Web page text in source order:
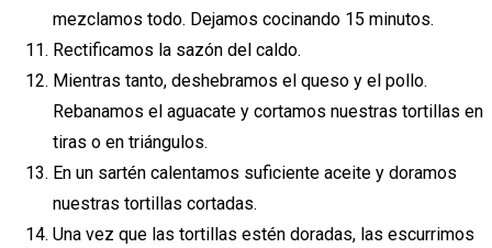
mezclamos todo. Dejamos cocinando 15 minutos.
Rectificamos la sazón del caldo.
Mientras tanto, deshebramos el queso y el pollo.
Rebanamos el aguacate y cortamos nuestras tortillas en
tiras o en triángulos.
En un sartén calentamos suficiente aceite y doramos
nuestras tortillas cortadas.
Una vez que las tortillas estén doradas, las escurrimos